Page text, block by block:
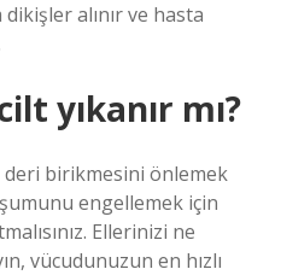
alınır ve hasta
yıkanır mı?
deri birikmesini önlemek
engellemek için
Ellerinizi ne
vücudunuzun en hızlı